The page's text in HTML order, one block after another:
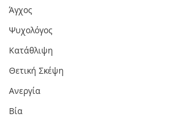
Άγχος
Ψυχολόγος
Κατάθλιψη
Θετική Σκέψη
Ανεργία
Βία